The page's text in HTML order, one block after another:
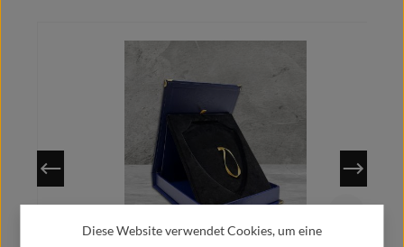
Geschenkschatulle für Wappenschild Geschenkbox Samt Edel
Diese Website verwendet Cookies, um eine